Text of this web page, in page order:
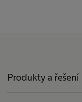
Produkty a řešení